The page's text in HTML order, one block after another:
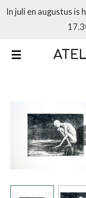
Ga
de
In juli en augustus